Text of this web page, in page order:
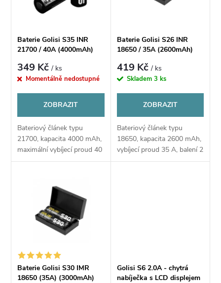
í
p
r
d
u
s
p
r
o
d
u
Baterie Golisi S35 INR
21700 / 40A (4000mAh)
349 Kč/ ks
Momentálně nedostupné
ZOBRAZIT
Bateriový článek typu
21700, kapacita 4000 mAh,
maximální vybíjecí proud 40
A, balení 1 ks, vhodný pro
Baterie Golisi S26 INR
18650 / 35A (2600mAh)
419 Kč/ ks
Skladem 3 ks
ZOBRAZIT
Bateriový článek typu
18650, kapacita 2600 mAh,
vybíjecí proud 35 A, balení 2
ks, čip s ochranou proti
Baterie Golisi S30 IMR
18650 (35A) (3000mAh)
Golisi S6 2.0A - chytrá
nabíječka s LCD displejem